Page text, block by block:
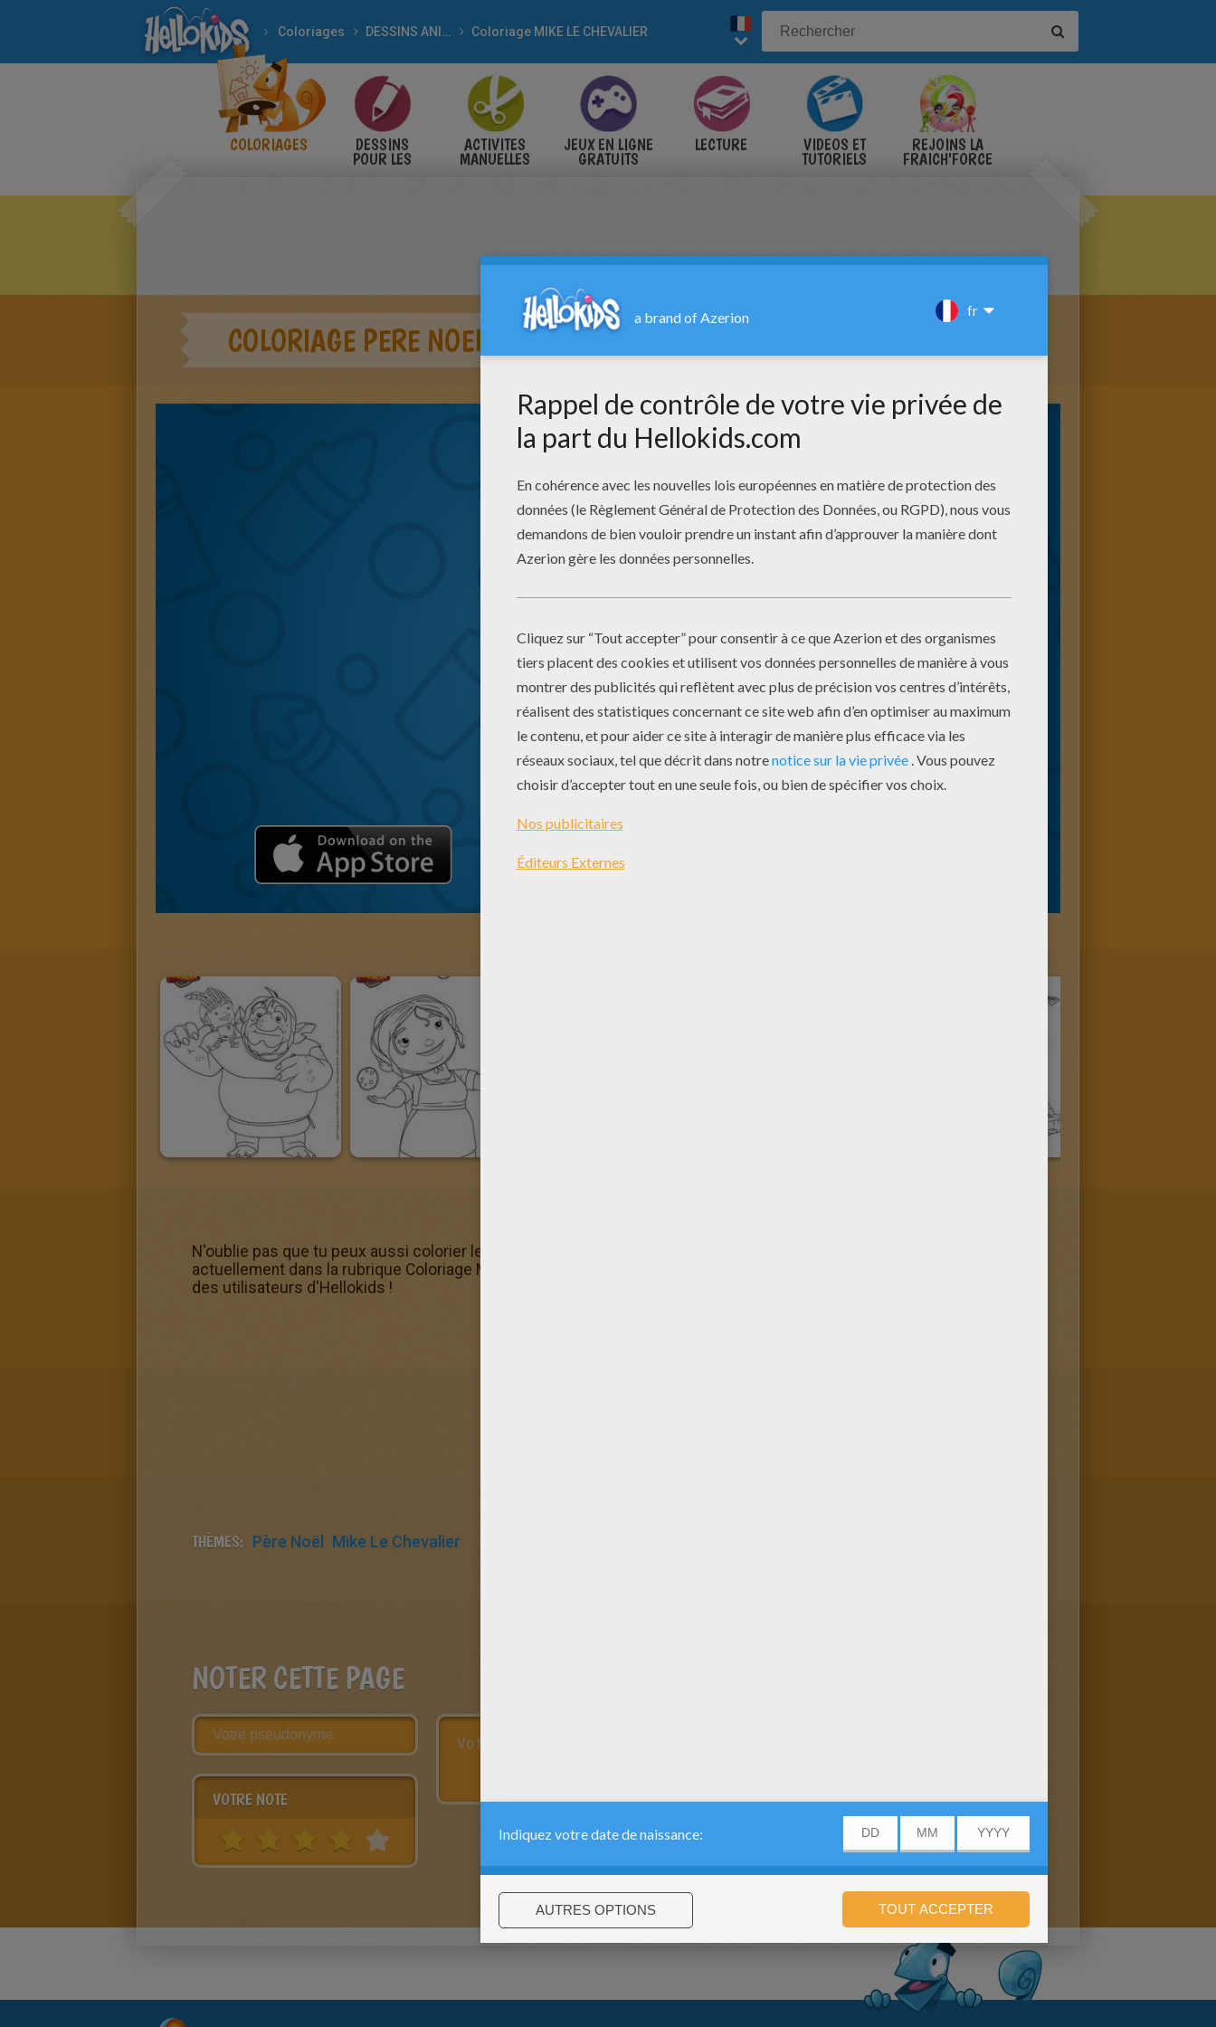
Coloriages DESSINS ANIMÉS Coloriage MIKE LE CHEVALIER
COLORIAGES DESSINS
POUR LES
ACTIVITES
MANUELLES
JEUX EN LIGNE
GRATUITS
LECTURE VIDÉOS ET
TUTORIELS
REJOINS LA
FRAICH'FORCE
COLORIAGE PERE NOEL
N'oublie pas que tu peux aussi colorier le coloriage PERE NOEL en ligne grâce à la machine à colorier Tu es
actuellement dans la rubrique Coloriage MIKE LE CHEVALIER. Le coloriage PERE NOEL est un des coloriages préférés
des utilisateurs d'Hellokids !
THÈMES: Père Noël Mike Le Chevalier
NOTER CETTE PAGE
VOTRE NOTE